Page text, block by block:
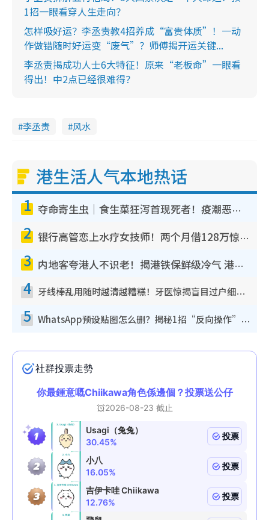
1招一眼看穿人生走向？
怎样吸好运？李丞责教4招养成“富贵体质”！一动
作做错随时好运变“废气”？师傅揭开运关键...
李丞责揭成功人士6大特征！原来“老板命”一眼看
得出！中2点已经很难得？
李丞责 风水
港生活人气本地热话
1 夺命寄生虫｜食生菜狂泻首现死者！疫潮恶化录1.8万宗病例 揭洗菜3大谬误
2 银行高管恋上水疗女技师！两个月借128万惊觉“沉船”沉落火海 揭背后疑似邪教操控卖淫
3 内地客夸港人不识老！揭港铁保鲜级冷气 港人求放过：别投诉
4 牙线棒乱用随时越清越糟糕！牙医惊揭盲目过户细菌恐致蛀牙：这种才是日常真保养
5 WhatsApp预设贴图怎么删？揭秘1招“反向操作”还原简洁界面 附3步实测教程